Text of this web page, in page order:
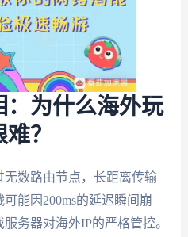
：为什么海外玩
？
数路由节点，长距离传输
能因200ms的延迟瞬间崩
务器对海外IP的严格管控。